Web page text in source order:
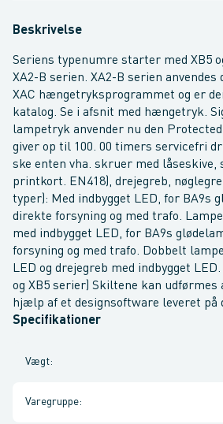
Beskrivelse
Seriens typenumre starter med XB5
XA2-B serien. XA2-B serien anvendes
XAC hængetryksprogrammet og er
katalog. Se i afsnit med hængetryk.
lampetryk anvender nu den
giver op til 100. 00 timers servicefri
ske enten vha. skruer med
printkort. EN418), drejegreb,
typer): Med indbygget LED, for BA9s
direkte forsyning og med trafo.
med indbygget LED, for BA9s
forsyning og med trafo. Dobbelt
LED og drejegreb med indbygget
og XB5 serier) Skiltene kan udførmes
hjælp af et designsoftware leveret på
Specifikationer
Vægt:
Varegruppe: